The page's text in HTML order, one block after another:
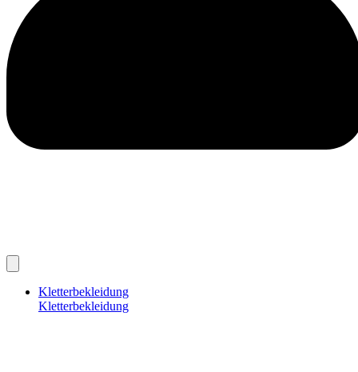
Kletterbekleidung
Kletterbekleidung